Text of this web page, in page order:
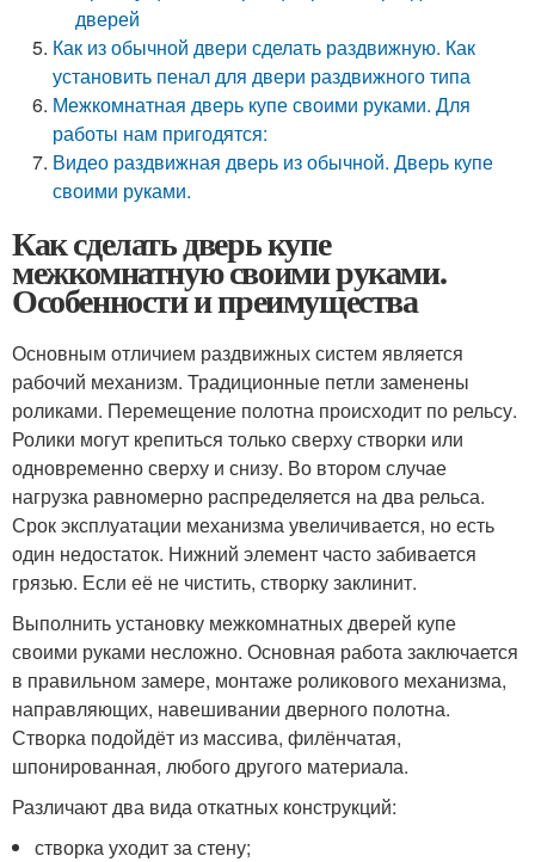
дверей
Как из обычной двери сделать раздвижную. Как
установить пенал для двери раздвижного типа
Межкомнатная дверь купе своими руками. Для
работы нам пригодятся:
Видео раздвижная дверь из обычной. Дверь купе
своими руками.
Как сделать дверь купе
межкомнатную своими руками.
Особенности и преимущества
Основным отличием раздвижных систем является
рабочий механизм. Традиционные петли заменены
роликами. Перемещение полотна происходит по рельсу.
Ролики могут крепиться только сверху створки или
одновременно сверху и снизу. Во втором случае
нагрузка равномерно распределяется на два рельса.
Срок эксплуатации механизма увеличивается, но есть
один недостаток. Нижний элемент часто забивается
грязью. Если её не чистить, створку заклинит.
Выполнить установку межкомнатных дверей купе
своими руками несложно. Основная работа заключается
в правильном замере, монтаже роликового механизма,
направляющих, навешивании дверного полотна.
Створка подойдёт из массива, филёнчатая,
шпонированная, любого другого материала.
Различают два вида откатных конструкций:
створка уходит за стену;